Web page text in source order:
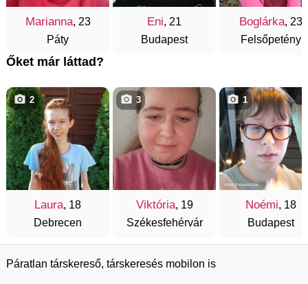
Marianna, 23
Páty
Eni, 21
Budapest
Boglárka, 23
Felsőpetény
Őket már láttad?
Laura, 18
Debrecen
2
Viktória, 19
Székesfehérvár
3
Noémi, 18
Budapest
1
Páratlan társkereső, társkeresés mobilon is